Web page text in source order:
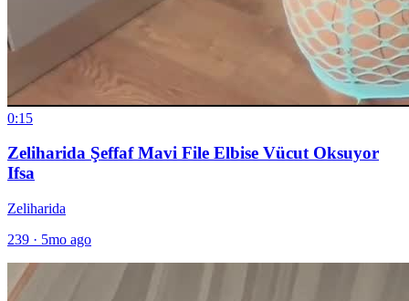
0:15
Zeliharida Şeffaf Mavi File Elbise Vücut Oksuyor
Ifsa
Zeliharida
239 · 5mo ago